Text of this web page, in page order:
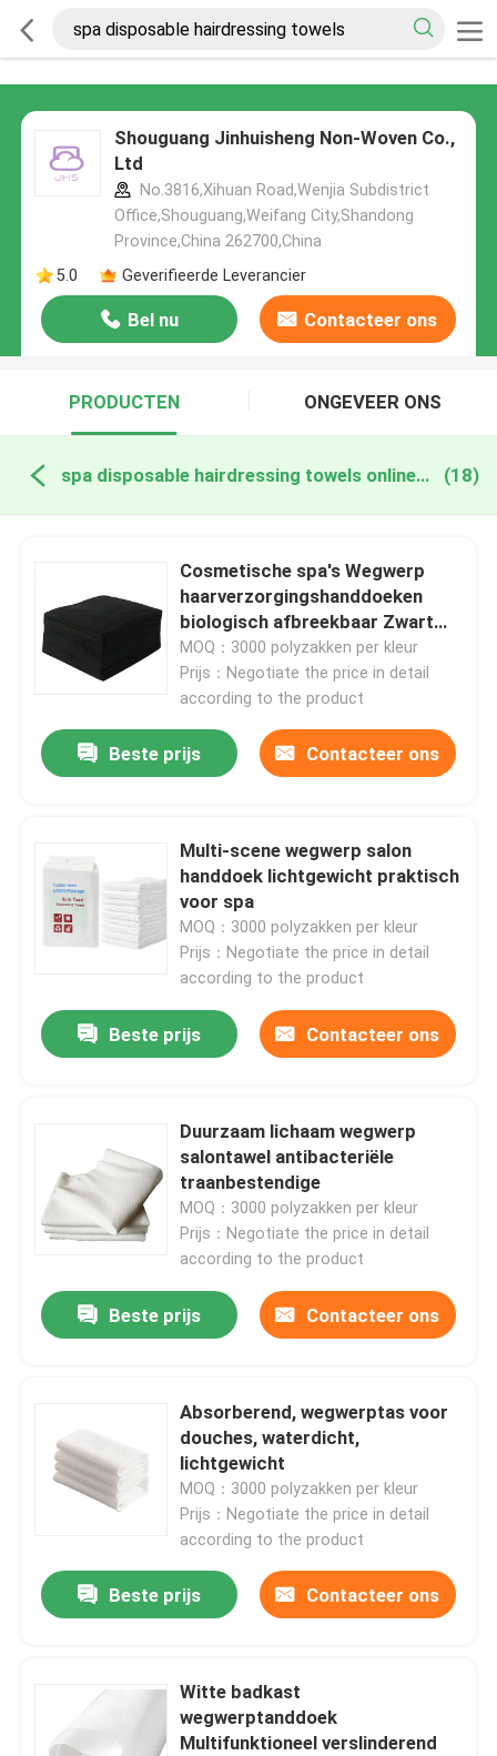
Shouguang Jinhuisheng Non-Woven Co.,
Ltd
No.3816,Xihuan Road,Wenjia Subdistrict
Office,Shouguang,Weifang City,Shandong
Province,China 262700,China
5.0
Geverifieerde Leverancier
Bel nu Contacteer ons
PRODUCTEN ONGEVEER ONS
spa disposable hairdressing towels online fabricage (18)
Cosmetische spa's Wegwerp
haarverzorgingshanddoeken
biologisch afbreekbaar Zwart
Wit Kleur
MOQ：3000 polyzakken per kleur
Prijs：Negotiate the price in detail
according to the product
Beste prijs Contacteer ons
Multi-scene wegwerp salon
handdoek lichtgewicht praktisch
voor spa
MOQ：3000 polyzakken per kleur
Prijs：Negotiate the price in detail
according to the product
Beste prijs Contacteer ons
Duurzaam lichaam wegwerp
salontawel antibacteriële
traanbestendige
MOQ：3000 polyzakken per kleur
Prijs：Negotiate the price in detail
according to the product
Beste prijs Contacteer ons
Absorberend, wegwerptas voor
douches, waterdicht,
lichtgewicht
MOQ：3000 polyzakken per kleur
Prijs：Negotiate the price in detail
according to the product
Beste prijs Contacteer ons
Witte badkast
wegwerptanddoek
Multifunktioneel verslinderend